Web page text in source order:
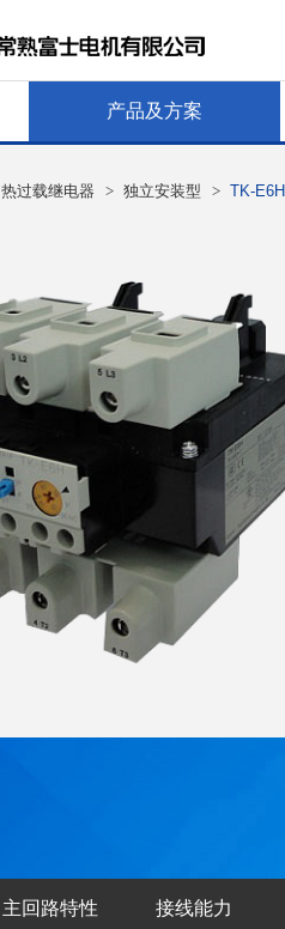
产品及方案
热过载继电器 > 独立安装型 > TK-E6H
主回路特性 接线能力